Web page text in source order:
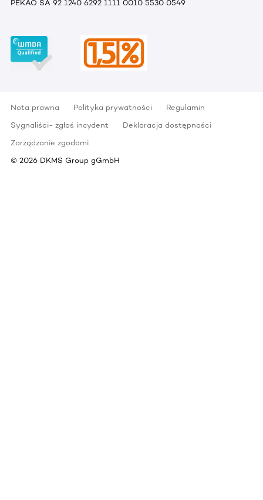
PEKAO SA 92 1240 6292 1111 0010 5530 0549
Nota prawna Polityka prywatności
Regulamin
Sygnaliści- zgłoś incydent
Deklaracja dostępności
Zarządzanie zgodami
© 2026 DKMS Group gGmbH